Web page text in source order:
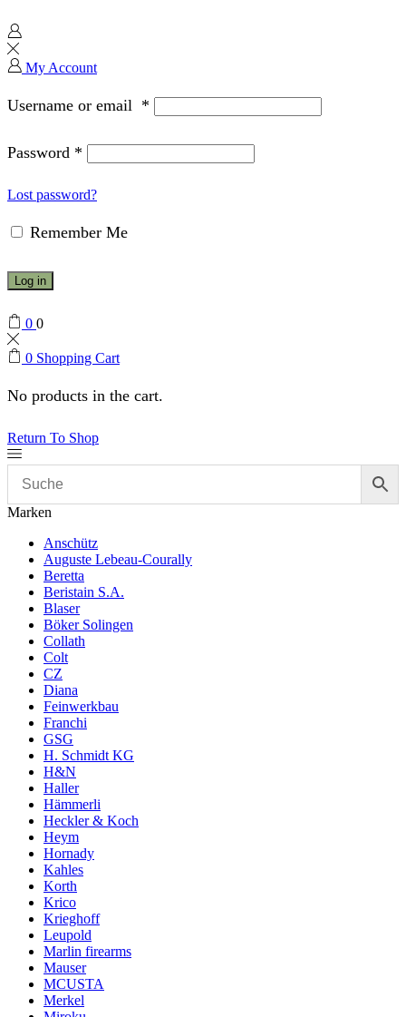
My Account
Username or email *
Password *
Lost password?
Remember Me
Log in
0 0
0 Shopping Cart
No products in the cart.
Return To Shop
Marken
Anschütz
Auguste Lebeau-Courally
Beretta
Beristain S.A.
Blaser
Böker Solingen
Collath
Colt
CZ
Diana
Feinwerkbau
Franchi
GSG
H. Schmidt KG
H&N
Haller
Hämmerli
Heckler & Koch
Heym
Hornady
Kahles
Korth
Krico
Krieghoff
Leupold
Marlin firearms
Mauser
MCUSTA
Merkel